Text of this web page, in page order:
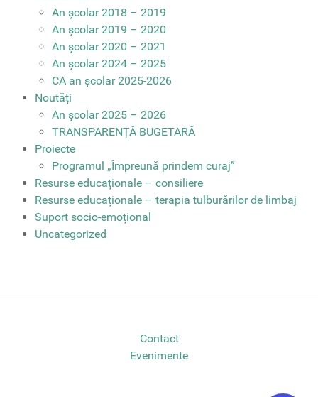
An școlar 2018 – 2019
An școlar 2019 – 2020
An școlar 2020 – 2021
An școlar 2024 – 2025
CA an școlar 2025-2026
Noutăți
An școlar 2025 – 2026
TRANSPARENȚĂ BUGETARĂ
Proiecte
Programul „Împreună prindem curaj”
Resurse educaționale – consiliere
Resurse educaționale – terapia tulburărilor de limbaj
Suport socio-emoțional
Uncategorized
Contact
Evenimente